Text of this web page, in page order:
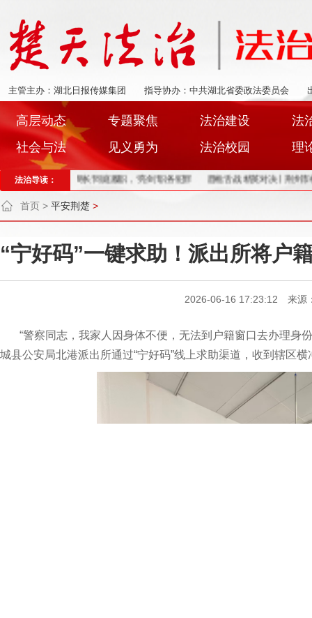
主管主办：湖北日报传媒集团 指导协办：中共湖北省委政法委员会
高层动态 专题聚焦 法治建设
法
社会与法
见义勇为 法治校园 理
法治导读：
公安县：“两长”同庭履职，“亮剑”职务犯罪 唇枪舌战 精英对决丨荆州市检察
首页 > 平安荆楚 >
“宁好码”一键求助！派出所将户
2026-06-16 17:23:12 来源
“警察同志，我家人因身体不便，无法到户籍窗口去办理身
城县公安局北港派出所通过“宁好码”线上求助渠道，收到辖区